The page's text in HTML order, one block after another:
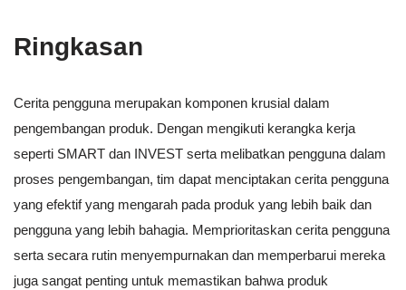
Ringkasan
Cerita pengguna merupakan komponen krusial dalam
pengembangan produk. Dengan mengikuti kerangka kerja
seperti SMART dan INVEST serta melibatkan pengguna dalam
proses pengembangan, tim dapat menciptakan cerita pengguna
yang efektif yang mengarah pada produk yang lebih baik dan
pengguna yang lebih bahagia. Memprioritaskan cerita pengguna
serta secara rutin menyempurnakan dan memperbarui mereka
juga sangat penting untuk memastikan bahwa produk